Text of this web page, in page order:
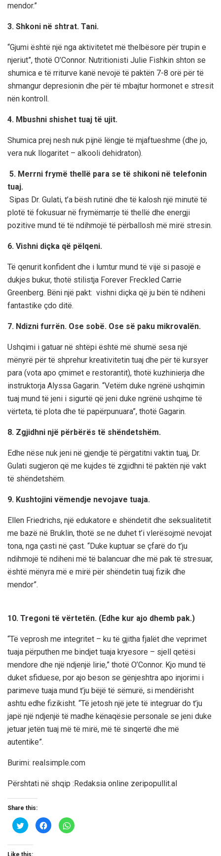
mendor.”
3. Shkoni në shtrat. Tani.
“Gjumi është një nga aktivitetet më thelbësore për trupin e
njeriut”, thotë O’Connor. Nutritionisti Julie Fishkin shton se
shumica e të rriturve kanë nevojë të paktën 7-8 orë për të
shmangur depresionin dhe për të mbajtur hormonet e stresit
nën kontroll.
4. Mbushni shishet tuaj të ujit.
Shumica prej nesh nuk pijnë lëngje të mjaftueshme (dhe jo,
vera nuk llogaritet – alkooli dehidraton).
5. Merrni frymë thellë para se të shikoni në telefonin
tuaj.
Sipas Dr. Gulati, t’a bësh rutinë dhe të kalosh një minutë të
plotë të fokusuar në frymëmarrje të thellë dhe energji
pozitive mund të të ndihmojë të përballosh më mirë stresin.
6. Vishni diçka që pëlqeni.
Të qenurit konfident dhe i lumtur mund të vijë si pasojë e
dukjes bukur, thotë stilistja Forever Freckled Carrie
Greenberg. Bëni një pakt: vishni diçka që ju bën të ndiheni
fantastike çdo ditë.
7. Ndizni furrën. Ose sobë. Ose së paku mikrovalën.
Ushqimi i gatuar në shtëpi është më shumë sesa një
mënyrë për të shprehur kreativitetin tuaj dhe për të kursyer
para (vota apo çmimet e restorantit), thotë kuzhinierja dhe
instruktorja Alyssa Gagarin. “Vetëm duke ngrënë ushqimin
tuaj mund të jeni i sigurtë që jeni duke ngrënë ushqime të
vërteta, të plota dhe të papërpunuara”, thotë Gagarin.
8. Zgjidhni një përbërës të shëndetshëm.
Edhe nëse nuk jeni në gjendje të përgatitni vaktin tuaj, Dr.
Gulati sugjeron që me kujdes të zgjidhni të paktën një vakt
të shëndetshëm.
9. Kushtojini vëmendje nevojave tuaja.
Ellen Friedrichs, një edukatore e shëndetit dhe seksualitetit
me bazë në Bruklin, thotë se ne duhet t’i vlerësojmë nevojat
tona, nga çasti në çast. “Duke kuptuar se çfarë do t’ju
ndihmojë të ndiheni më të balancuar dhe më pak të stresuar,
është mënyra më e mirë për shëndetin tuaj fizik dhe
mendor”.
10. Tregoni të vërtetën. (Edhe kur ajo dhemb pak.)
“Të veprosh me integritet – ku të gjitha fjalët dhe veprimet
tuaja përputhen me bindjet tuaja kryesore – sjell qetësi
mendore dhe një ndjenjë lirie,” thotë O’Connor. Kjo mund të
duket sfiduese, por ajo beson se gënjeshtra apo injorimi i
parimeve tuaja mund t’ju bëjë të sëmurë, si mendërisht
ashtu edhe fizikisht. “Të jetosh një jete të integruar do t’ju
japë një ndjenjë të madhe kënaqësie personale se jeni duke
jetuar jetën tuaj më të mirë, më të sinqertë dhe më
autentike”.
Burimi: realsimple.com
Përshtati në shqip :Redaksia online zeripopullit.al
Share this:
C
l
k
t
C
l
C
l
Like this: